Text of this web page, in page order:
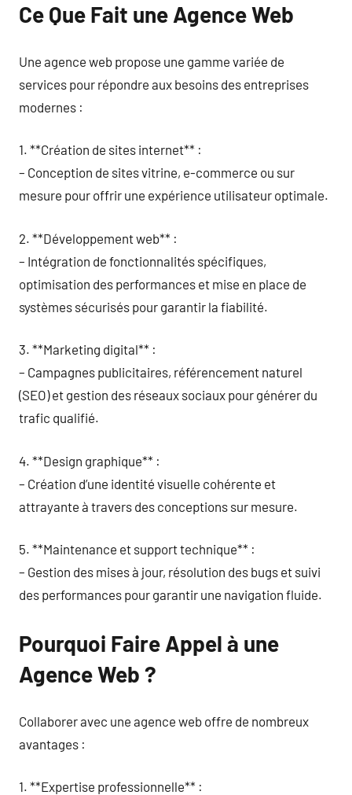
Ce Que Fait une Agence Web
Une agence web propose une gamme variée de
services pour répondre aux besoins des entreprises
modernes :
1. **Création de sites internet** :
– Conception de sites vitrine, e-commerce ou sur
mesure pour offrir une expérience utilisateur optimale.
2. **Développement web** :
– Intégration de fonctionnalités spécifiques,
optimisation des performances et mise en place de
systèmes sécurisés pour garantir la fiabilité.
3. **Marketing digital** :
– Campagnes publicitaires, référencement naturel
(SEO) et gestion des réseaux sociaux pour générer du
trafic qualifié.
4. **Design graphique** :
– Création d’une identité visuelle cohérente et
attrayante à travers des conceptions sur mesure.
5. **Maintenance et support technique** :
– Gestion des mises à jour, résolution des bugs et suivi
des performances pour garantir une navigation fluide.
Pourquoi Faire Appel à une
Agence Web ?
Collaborer avec une agence web offre de nombreux
avantages :
1. **Expertise professionnelle** :